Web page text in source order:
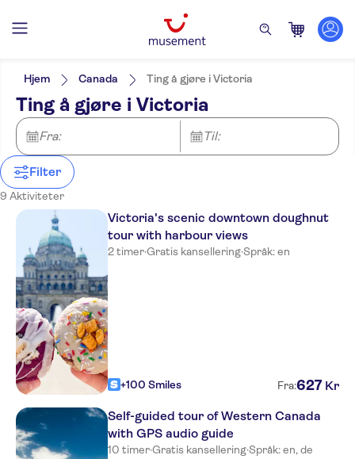
Filters
NO-PICKUP
Alternativer
Øyeblikkelig bekreftelse
Gratis kansellering
Elektronisk billett
Inngangsbilletter inkludert
Guidet rundtur
Rundtur med Lydguide
Utflukter og dagsturer
Prøvesmaking og
Kultur og historie
Aktiviteter i luften
Severdigheter og guidede
turer
Billetter og arrangementer
Aktivitetsspråk
Hjem Canada Ting å gjøre i Victoria
Ting å gjøre i Victoria
Fra: Til:
Filter
9 Aktiviteter
Victoria's scenic downtown doughnut
tour with harbour views
2 timer·Gratis kansellering·Språk: en
+100 Smiles Fra:627 Kr
Self-guided tour of Western Canada
with GPS audio guide
10 timer·Gratis kansellering·Språk: en, de